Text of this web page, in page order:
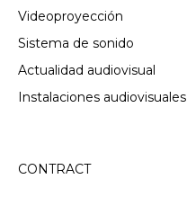
Videoproyección
Sistema de sonido
Actualidad audiovisual
Instalaciones audiovisuales
CONTRACT